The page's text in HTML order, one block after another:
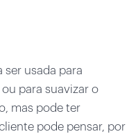
ser usada para
para suavizar o
mas pode ter
pode pensar, por